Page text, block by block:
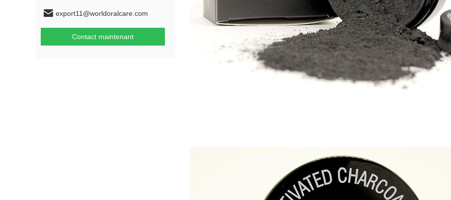
export11@worldoralcare.com
Contact maintenant